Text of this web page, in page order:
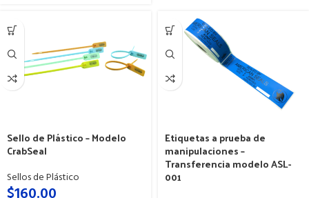
Sello de Plástico – Modelo
CrabSeal
Sellos de Plástico
Etiquetas a prueba de
manipulaciones –
Transferencia modelo ASL-
001